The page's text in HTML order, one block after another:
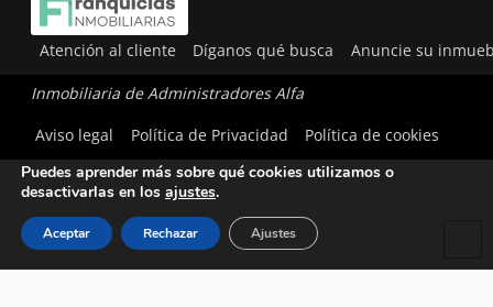
Atención al cliente Díganos qué busca Anuncie su
Inmobiliaria de Administradores Alfa
Aviso legal
Política de Privacidad Política de cookies
Utilizamos cookies para ofrecerte la mejor experiencia en
Puedes aprender más sobre qué cookies utilizamos o
desactivarlas en los ajustes.
Aceptar Rechazar Ajustes